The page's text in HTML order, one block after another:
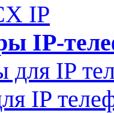
IP
IP-
для IP
IP